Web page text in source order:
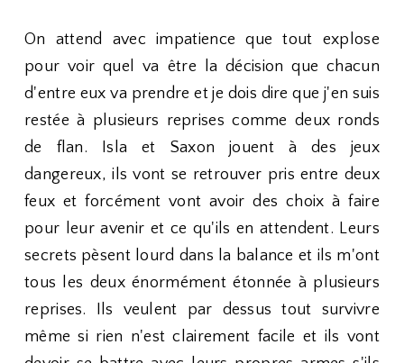
On attend avec impatience que tout explose
pour voir quel va être la décision que chacun
d'entre eux va prendre et je dois dire que j'en suis
restée à plusieurs reprises comme deux ronds
de flan. Isla et Saxon jouent à des jeux
dangereux, ils vont se retrouver pris entre deux
feux et forcément vont avoir des choix à faire
pour leur avenir et ce qu'ils en attendent. Leurs
secrets pèsent lourd dans la balance et ils m'ont
tous les deux énormément étonnée à plusieurs
reprises. Ils veulent par dessus tout survivre
même si rien n'est clairement facile et ils vont